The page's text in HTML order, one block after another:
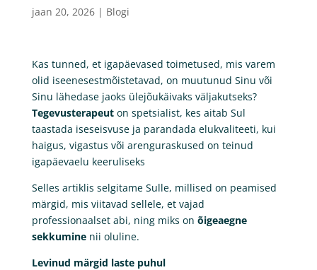
jaan 20, 2026| Blogi
Kas tunned, et igapäevased toimetused, mis varem
olid iseenesestmõistetavad, on muutunud Sinu või
Sinu lähedase jaoks ülejõukäivaks väljakutseks?
Tegevusterapeuton spetsialist, kes aitab Sul
taastada iseseisvuse ja parandada elukvaliteeti, kui
haigus, vigastus või arenguraskused on teinud
igapäevaelu keeruliseks
Selles artiklis selgitame Sulle, millised on peamised
märgid, mis viitavad sellele, et vajad
professionaalset abi, ning miks on õigeaegne
sekkuminenii oluline.
Levinud märgid laste puhul